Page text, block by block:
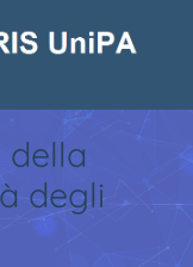
della
degli